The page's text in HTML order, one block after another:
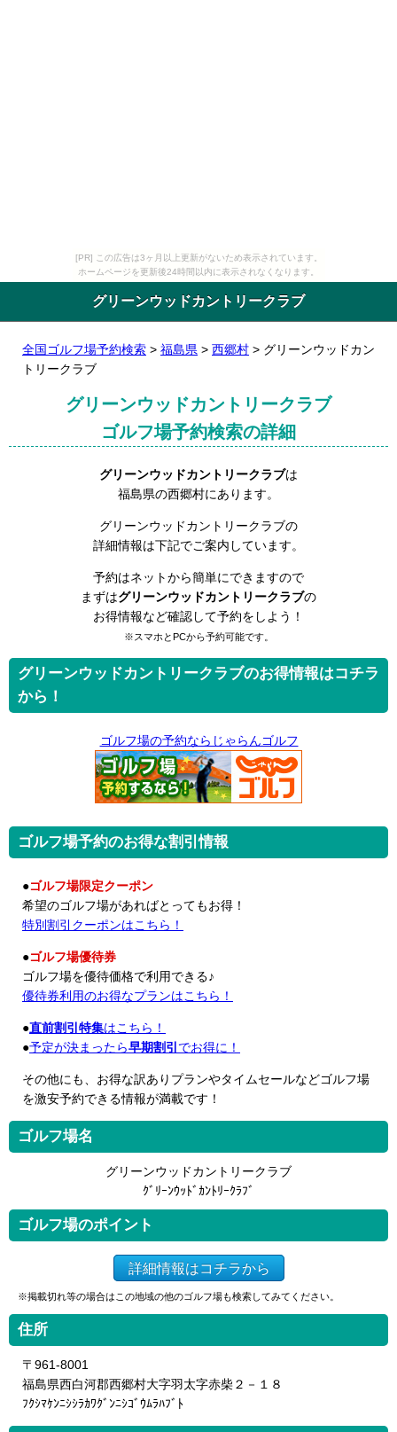
[PR] この広告は3ヶ月以上更新がないため表示されています。
ホームページを更新後24時間以内に表示されなくなります。
グリーンウッドカントリークラブ
全国ゴルフ場予約検索 > 福島県 > 西郷村 > グリーンウッドカン
トリークラブ
グリーンウッドカントリークラブ
ゴルフ場予約検索の詳細
グリーンウッドカントリークラブは
福島県の西郷村にあります。
グリーンウッドカントリークラブの
詳細情報は下記でご案内しています。
予約はネットから簡単にできますので
まずはグリーンウッドカントリークラブの
お得情報など確認して予約をしよう！
※スマホとPCから予約可能です。
グリーンウッドカントリークラブのお得情報はコチラ
から！
ゴルフ場の予約ならじゃらんゴルフ
ゴルフ場予約のお得な割引情報
●ゴルフ場限定クーポン
希望のゴルフ場があればとってもお得！
特別割引クーポンはこちら！
●ゴルフ場優待券
ゴルフ場を優待価格で利用できる♪
優待券利用のお得なプランはこちら！
●直前割引特集はこちら！
●予定が決まったら早期割引 でお得に！
その他にも、お得な訳ありプランやタイムセールなどゴルフ場
を激安予約できる情報が満載です！
ゴルフ場名
グリーンウッドカントリークラブ
ｸﾞﾘｰﾝｳｯﾄﾞｶﾝﾄﾘｰｸﾗﾌﾞ
ゴルフ場のポイント
詳細情報はコチラから
※掲載切れ等の場合はこの地域の他のゴルフ場も検索してみてください。
住所
〒961-8001
福島県西白河郡西郷村大字羽太字赤柴２－１８
ﾌｸｼﾏｹﾝﾆｼｼﾗｶﾜｸﾞﾝﾆｼｺﾞｳﾑﾗﾊﾌﾞﾄ